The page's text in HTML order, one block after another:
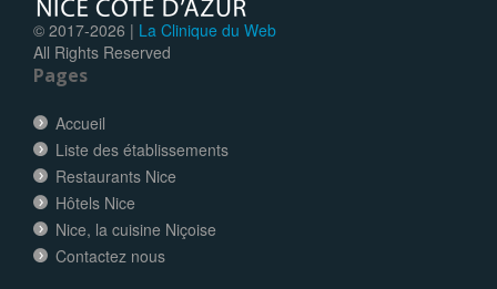
© 2017-2026 | La Clinique du Web
All Rights Reserved
Pages
Accueil
Liste des établissements
Restaurants Nice
Hôtels Nice
Nice, la cuisine Niçoise
Contactez nous